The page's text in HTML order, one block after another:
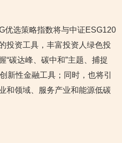
优选策略指数将与中证ESG120
投资工具，丰富投资人绿色投
“碳达峰、碳中和”主题、捕捉
新性金融工具；同时，也将引
和领域、服务产业和能源低碳